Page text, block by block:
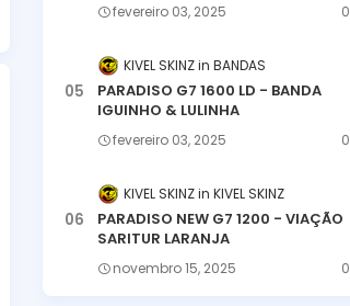
fevereiro 03, 2025 0
KIVEL SKINZ BANDAS
PARADISO G7 1600 LD - BANDA
IGUINHO & LULINHA
fevereiro 03, 2025 0
KIVEL SKINZ KIVEL SKINZ
PARADISO NEW G7 1200 - VIAÇÃO
SARITUR LARANJA
novembro 15, 2025 0